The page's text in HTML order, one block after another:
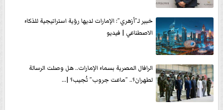
خبير لـ”أزهري”: الإمارات لديها رؤية استراتيجية للذكاء
الاصطناعي | فيديو
الرافال المصرية بسماء الإمارات.. هل وصلت الرسالة
لطهران؟.. ”ماعت جروب” تُجيب؟ |...